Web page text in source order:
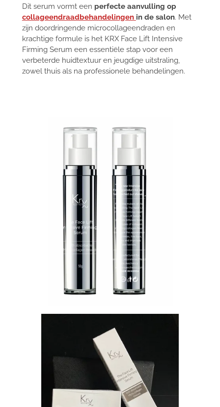
Dit serum vormt een perfecte aanvulling op
collageendraadbehandelingen in de salon. Met
zijn doordringende microcollageendraden en
krachtige formule is het KRX Face Lift Intensive
Firming Serum een essentiële stap voor een
verbeterde huidtextuur en jeugdige uitstraling,
zowel thuis als na professionele behandelingen.